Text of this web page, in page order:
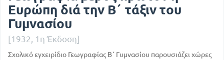
Ευρώπη διά την Β΄ τάξιν του
Γυμνασίου
[1932, 1η Έκδοση]
Σχολικό εγχειρίδιο Γεωγραφίας Β΄ Γυμνασίου παρουσιάζει χώρες